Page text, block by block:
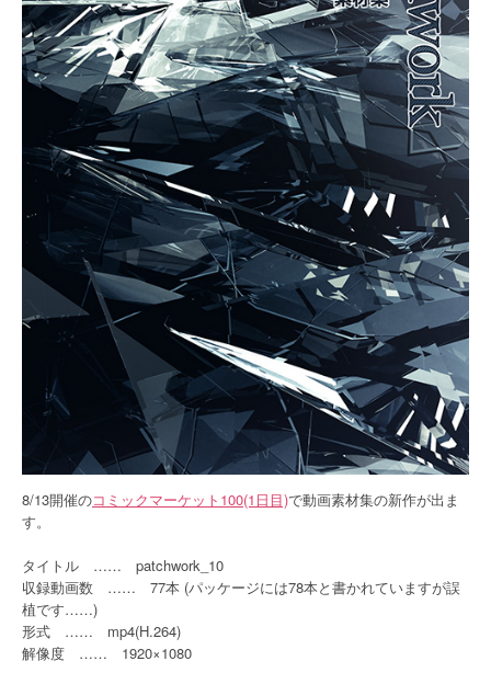
8/13開催のコミックマーケット100(1日目)で動画素材集の新作が出ま
す。
タイトル …… patchwork_10
収録動画数 …… 77本 (パッケージには78本と書かれていますが誤
植です……)
形式 …… mp4(H.264)
解像度 …… 1920×1080